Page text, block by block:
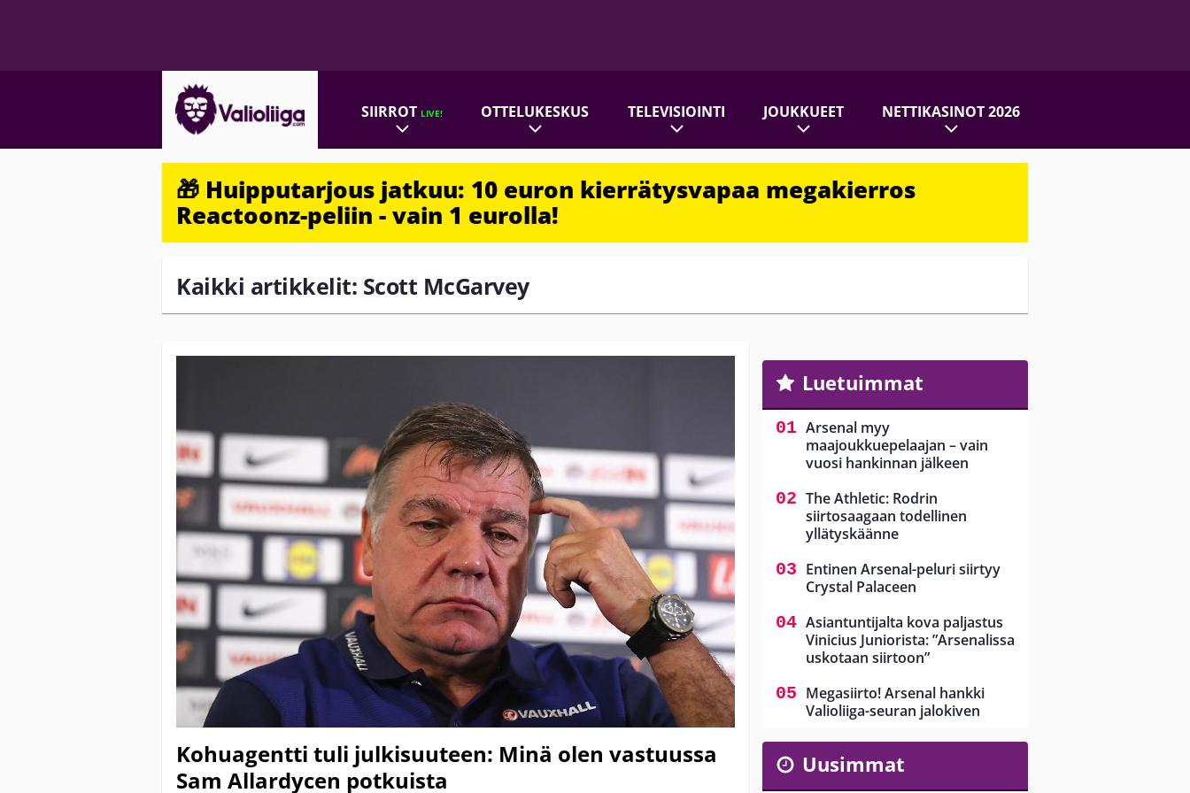
SIIRROTLIVE! OTTELUKESKUS TELEVISIOINTI JOUKKUEET NETTIKASINOT 2026
🎁 Huipputarjous jatkuu: 10 euron kierrätysvapaa megakierros
Reactoonz-peliin - vain 1 eurolla!
Kaikki artikkelit: Scott McGarvey
Kohuagentti tuli julkisuuteen: Minä olen vastuussa
Sam Allardycen potkuista
Luetuimmat
Arsenal myy
maajoukkuepelaajan – vain
vuosi hankinnan jälkeen
The Athletic: Rodrin
siirtosaagaan todellinen
yllätyskäänne
Entinen Arsenal-peluri siirtyy
Crystal Palaceen
Asiantuntijalta kova paljastus
Vinicius Juniorista: ”Arsenalissa
uskotaan siirtoon”
Megasiirto! Arsenal hankki
Valioliiga-seuran jalokiven
Uusimmat